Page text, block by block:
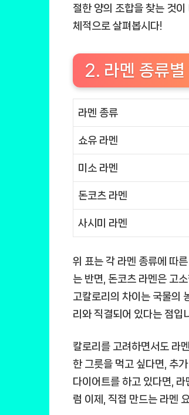
절한 양의 조합을 찾는 것
체적으로 살펴봅시다!
2. 라멘 종류별
라멘 종류
쇼유 라멘
미소 라멘
돈코츠 라멘
사시미 라멘
위 표는 각 라멘 종류에 따
는 반면, 돈코츠 라멘은 고
고칼로리 의 차이는 국물의
리와 직결되어 있다는 점입
칼로리를 고려하면서도 라
한 그릇을 먹고 싶다면, 추
다이어트를 하고 있다면, 라
럼 이제, 직접 만드는 라멘